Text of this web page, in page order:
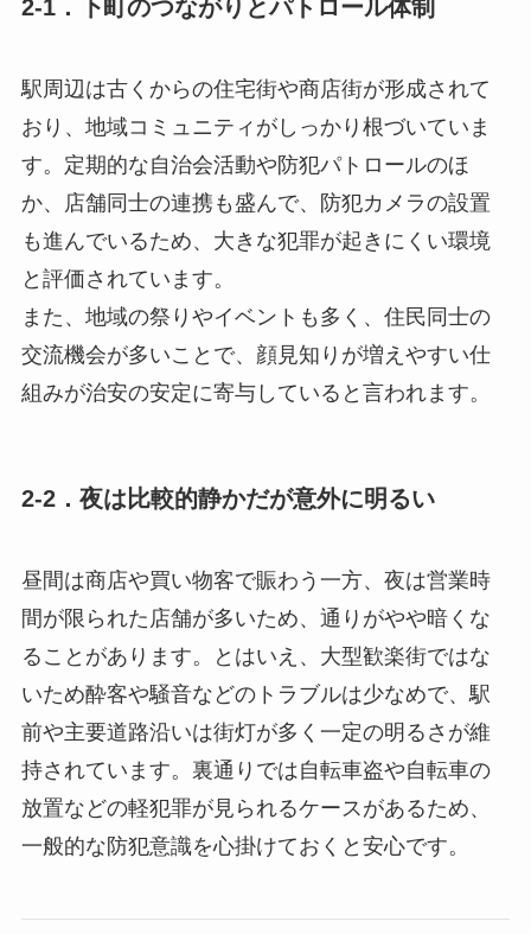
2-1．下町のつながりとパトロール体制
駅周辺は古くからの住宅街や商店街が形成されて
おり、地域コミュニティがしっかり根づいていま
す。定期的な自治会活動や防犯パトロールのほ
か、店舗同士の連携も盛んで、防犯カメラの設置
も進んでいるため、大きな犯罪が起きにくい環境
と評価されています。
また、地域の祭りやイベントも多く、住民同士の
交流機会が多いことで、顔見知りが増えやすい仕
組みが治安の安定に寄与していると言われます。
2-2．夜は比較的静かだが意外に明るい
昼間は商店や買い物客で賑わう一方、夜は営業時
間が限られた店舗が多いため、通りがやや暗くな
ることがあります。とはいえ、大型歓楽街ではな
いため酔客や騒音などのトラブルは少なめで、駅
前や主要道路沿いは街灯が多く一定の明るさが維
持されています。裏通りでは自転車盗や自転車の
放置などの軽犯罪が見られるケースがあるため、
一般的な防犯意識を心掛けておくと安心です。